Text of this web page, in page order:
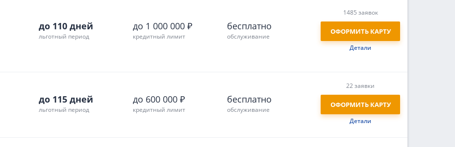
до 110 дней
льготный период
до 1 000 000 ₽
кредитный лимит
бесплатно
обслуживание
1485 заявок
ОФОРМИТЬ КАРТУ
Детали
до 115 дней
льготный период
до 600 000 ₽
кредитный лимит
бесплатно
обслуживание
22 заявки
ОФОРМИТЬ КАРТУ
Детали